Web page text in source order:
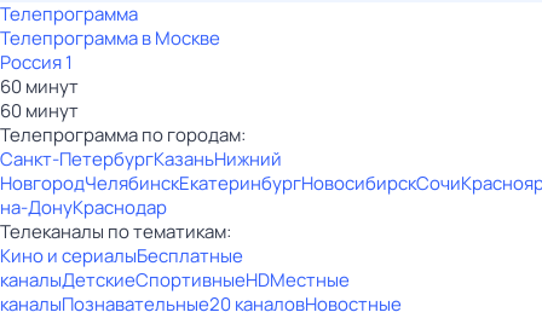
Телепрограмма
Телепрограмма в Москве
Россия 1
60 минут
60 минут
Телепрограмма по городам:
Санкт-ПетербургКазаньНижний
НовгородЧелябинскЕкатеринбургНовосибирскСочи
на-ДонуКраснодар
Телеканалы по тематикам:
Кино и сериалыБесплатные
каналыДетскиеСпортивныеHDМестные
каналыПознавательные20 каналовНовостные